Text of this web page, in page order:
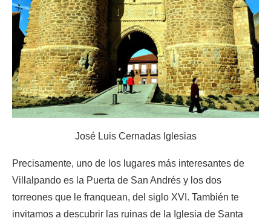
José Luis Cernadas Iglesias
Precisamente, uno de los lugares más interesantes de
Villalpando es la Puerta de San Andrés y los dos
torreones que le franquean, del siglo XVI. También te
invitamos a descubrir las ruinas de la Iglesia de Santa